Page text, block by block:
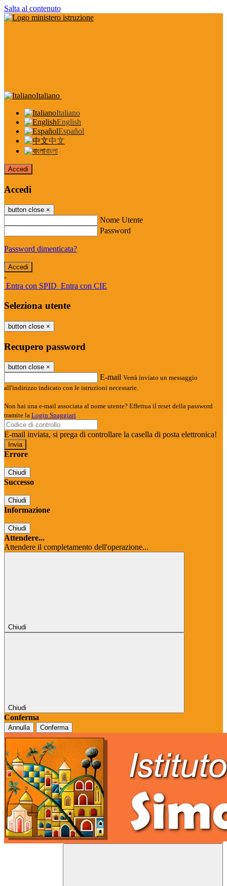
Salta al contenuto
Italiano
Italiano
English
Español
中文
বাংলা
Accedi
Accedi
button close ×
Nome Utente
Password
Password dimenticata?
-
Entra con SPID Entra con CIE
Seleziona utente
button close ×
Recupero password
button close ×
E-mail Verrà inviato un messaggio
all'indirizzo indicato con le istruzioni necessarie.
Non hai una e-mail associata al nome utente? Effettua il reset della password
tramite la Login Spaggiari
E-mail inviata, si prega di controllare la casella di posta elettronica!
Errore
Chiudi
Successo
Chiudi
Informazione
Chiudi
Attendere...
Attendere il completamento dell'operazione...
Chiudi
Chiudi
Conferma
Annulla Conferma